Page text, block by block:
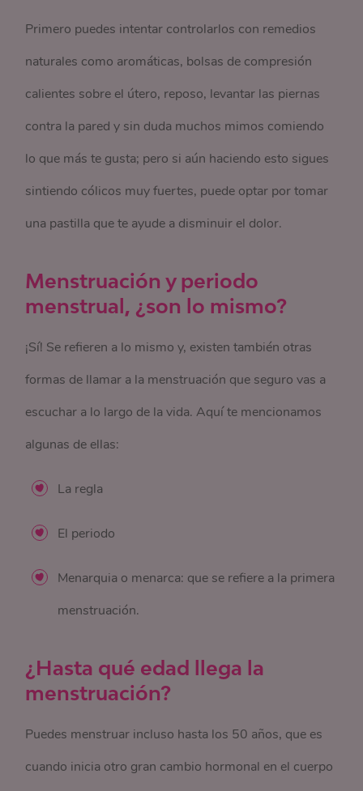
Primero puedes intentar controlarlos con remedios
naturales como aromáticas, bolsas de compresión
calientes sobre el útero, reposo, levantar las piernas
contra la pared y sin duda muchos mimos comiendo
lo que más te gusta; pero si aún haciendo esto sigues
sintiendo cólicos muy fuertes, puede optar por tomar
una pastilla que te ayude a disminuir el dolor.
Menstruación y periodo
menstrual, ¿son lo mismo?
¡Sí! Se refieren a lo mismo y, existen también otras
formas de llamar a la menstruación que seguro vas a
escuchar a lo largo de la vida. Aquí te mencionamos
algunas de ellas:
La regla
El periodo
Menarquia o menarca: que se refiere a la primera
menstruación.
¿Hasta qué edad llega la
menstruación?
Puedes menstruar incluso hasta los 50 años, que es
cuando inicia otro gran cambio hormonal en el cuerpo